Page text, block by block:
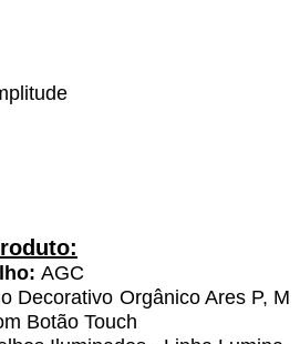
AGC
Decorativo Orgânico Ares P, M
Botão Touch